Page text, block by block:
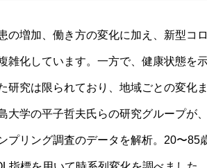
の増加、働き方の変化に加え、新型コ
雑化しています。一方で、健康状態を
研究は限られており、地域ごとの変化
大学の平子哲夫氏らの研究グループが
プリング調査のデータを解析。20〜85